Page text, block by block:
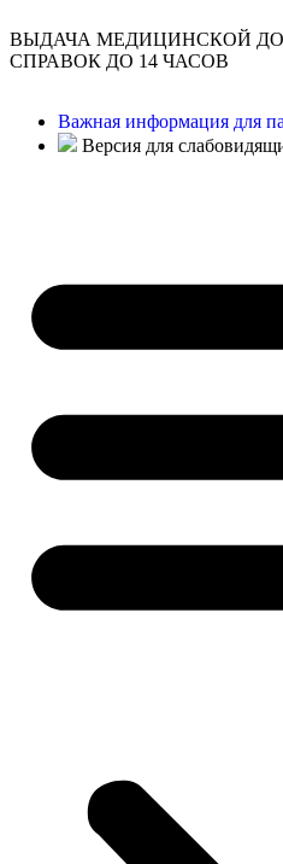
ВЫДАЧА МЕДИЦИНСКОЙ
СПРАВОК ДО 14 ЧАСОВ
Важная информация для
Версия для